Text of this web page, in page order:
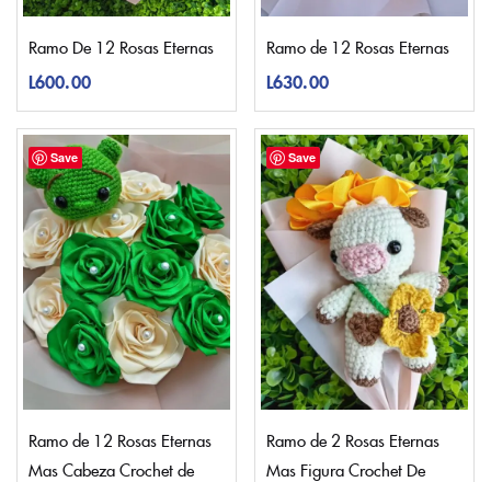
Ramo De 12 Rosas Eternas
L600.00
Ramo de 12 Rosas Eternas
L630.00
Save
Ramo de 12 Rosas Eternas
Mas Cabeza Crochet de
Save
Ramo de 2 Rosas Eternas
Mas Figura Crochet De